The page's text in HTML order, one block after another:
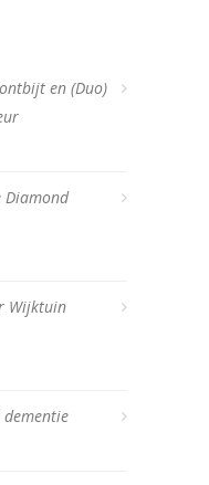
en (Duo)
Diamond
Wijktuin
dementie